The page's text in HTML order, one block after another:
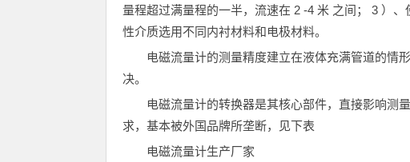
量程超过满量程的一半，流速在 2 -4 米 之间； 3 ）
性介质选用不同内衬材料和电极材料。
电磁流量计的测量精度建立在液体充满管道的情
决。
电磁流量计的转换器是其核心部件，直接影响测
求，基本被外国品牌所垄断，见下表
电磁流量计生产厂家